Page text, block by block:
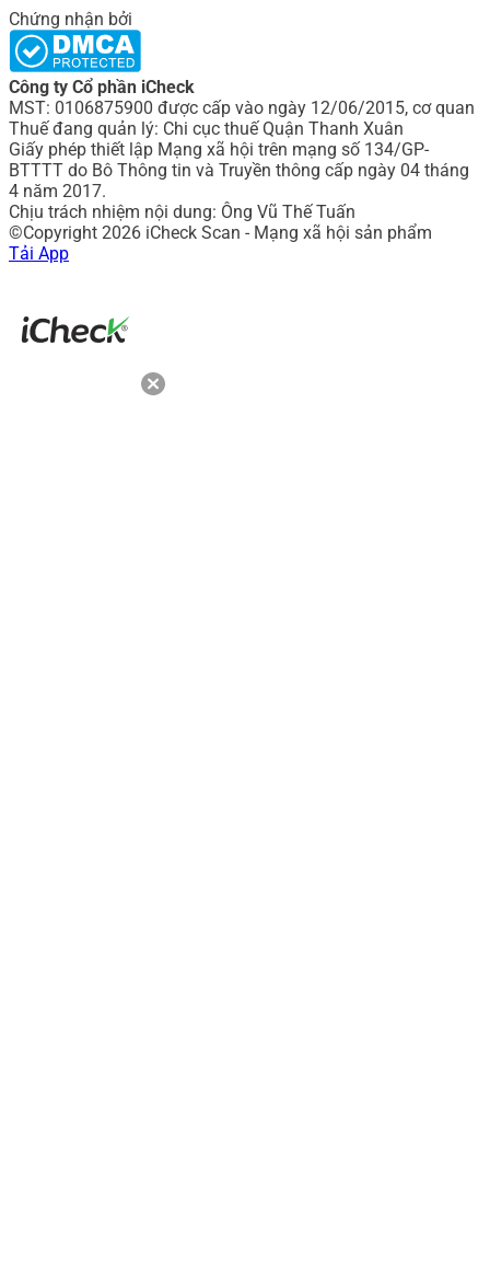
Chứng nhận bởi
Công ty Cổ phần iCheck
MST: 0106875900 được cấp vào ngày 12/06/2015, cơ quan
Thuế đang quản lý: Chi cục thuế Quận Thanh Xuân
Giấy phép thiết lập Mạng xã hội trên mạng số 134/GP-
BTTTT do Bô Thông tin và Truyền thông cấp ngày 04 tháng
4 năm 2017.
Chịu trách nhiệm nội dung: Ông Vũ Thế Tuấn
©Copyright 2026 iCheck Scan - Mạng xã hội sản phẩm
Tải App